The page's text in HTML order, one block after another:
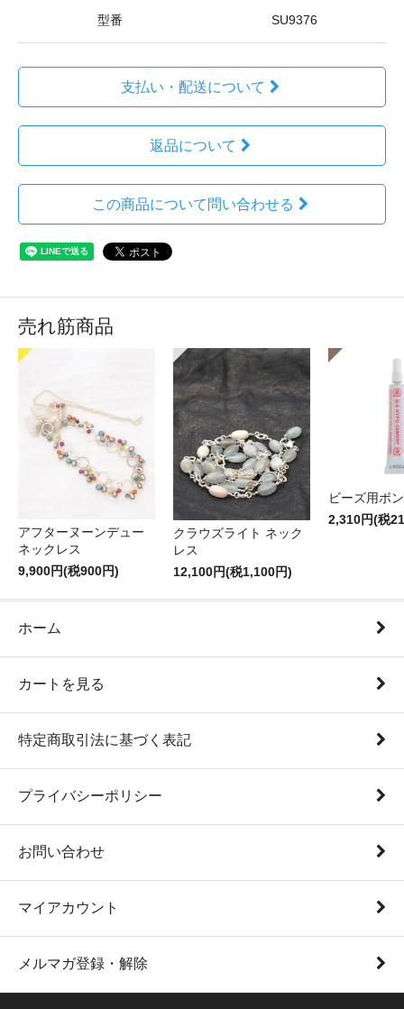
型番 SU9376
支払い・配送について
返品について
この商品について問い合わせる
売れ筋商品
アフターヌーンデュー
ネックレス
9,900円(税900円)
クラウズライト ネック
レス
12,100円(税1,100円)
ビーズ用ボ
2,310円(税
ホーム
カートを見る
特定商取引法に基づく表記
プライバシーポリシー
お問い合わせ
マイアカウント
メルマガ登録・解除